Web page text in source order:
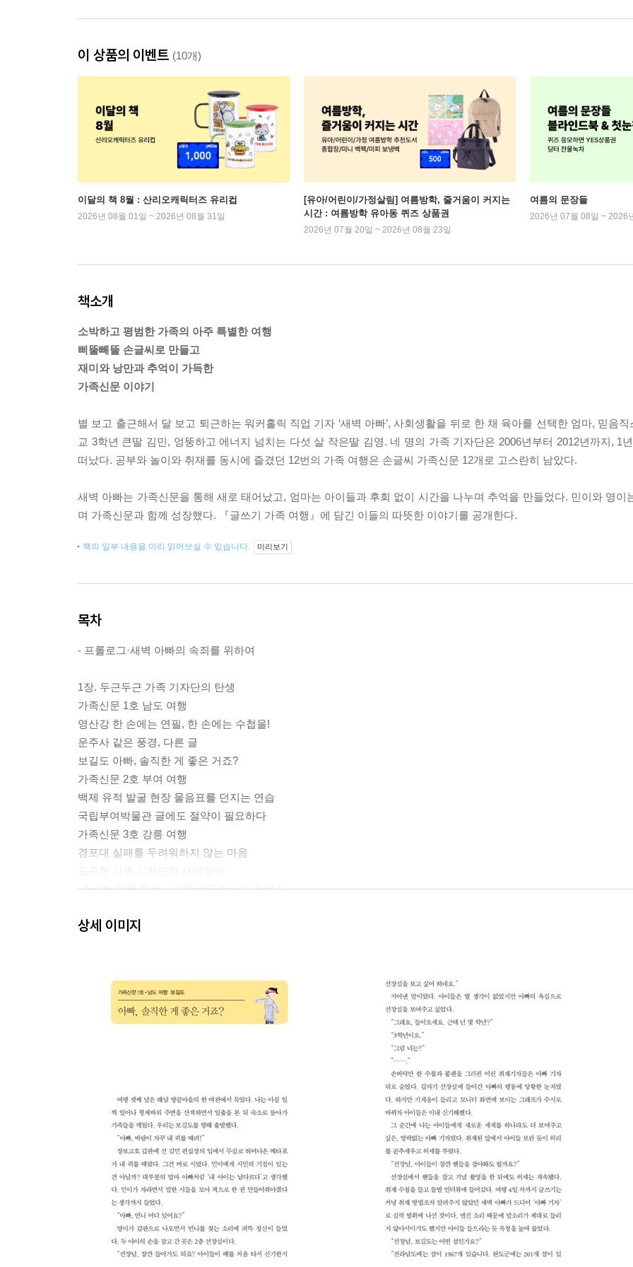
이 상품의 이벤트 (10개)
이달의 책 8월 : 산리오캐릭터즈 유리컵
2026년 08월 01일 ~ 2026년 08월 31일
[유아/어린이/가정살림] 여름방학, 줄거움이 커지는
시간 : 여름방학 유아동 퀴즈 상품권
2026년 07월 20일 ~ 2026년 08월 23일
여름의 문장들
2026년 07월 08일 ~ 2026
책소개
소박하고 평범한 가족의 아주 특별한 여행
삐뚤빼뚤 손글씨로 만들고
재미와 낭만과 추억이 가득한
가족신문 이야기
별 보고 출근해서 달 보고 퇴근하는 워커홀릭 직업 기자 ‘새벽 아빠’, 사회생활을 뒤로 한 채 육아를 선택한 엄마, 믿음
교 3학년 큰딸 김민, 엉뚱하고 에너지 넘치는 다섯 살 작은딸 김영. 네 명의 가족 기자단은 2006년부터 2012년까지, 1
떠났다. 공부와 놀이와 취재를 동시에 즐겼던 12번의 가족 여행은 손글씨 가족신문 12개로 고스란히 남았다.
새벽 아빠는 가족신문을 통해 새로 태어났고, 엄마는 아이들과 후회 없이 시간을 나누며 추억을 만들었다. 민이와 영이
며 가족신문과 함께 성장했다. 『글쓰기 가족 여행』에 담긴 이들의 따뜻한 이야기를 공개한다.
책의 일부 내용을 미리 읽어보실 수 있습니다. 미리보기
목차
- 프롤로그·새벽 아빠의 속죄를 위하여
1장. 두근두근 가족 기자단의 탄생
가족신문 1호 남도 여행
영산강 한 손에는 연필, 한 손에는 수첩을!
운주사 같은 풍경, 다른 글
보길도 아빠, 솔직한 게 좋은 거죠?
가족신문 2호 부여 여행
백제 유적 발굴 현장 물음표를 던지는 연습
국립부여박물관 글에도 절약이 필요하다
가족신문 3호 강릉 여행
경포대 실패를 두려워하지 않는 마음
- 1~3호 여행 경로 -- 가족신문 만들기 전략 1
2장. 산과 바다에서 즐기는 여행 글쓰기
해인사 성공으로 가는 과정일 뿐
주산지 한밤중에 들이닥친 위기
가족신문 5호 강화 여행
지리산 샌들 신고 우중 산행
상주은모래비치 친절하게 자세하게
- 4~6호 여행 경로 -- 가족신문 만들기 전략 ?
3장. 손글씨 가족신문에 행복을 담다
가족신문 7호 경주 여행
석굴암1 포기의 기술
석굴암2 독자가 스스로 느낄 수 있게
국립경주박물관 8년의 미소
상세 이미지